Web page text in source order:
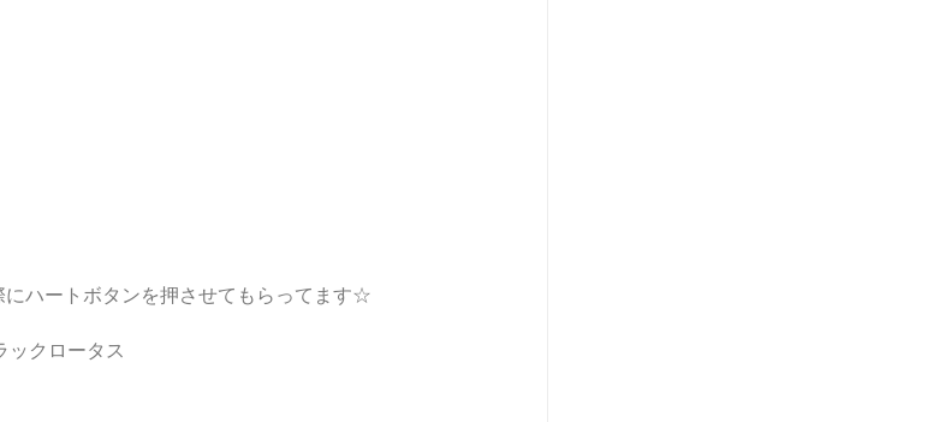
ハートボタンを押させてもらってます☆
ックロータス